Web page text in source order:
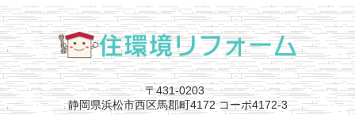
〒431-0203
静岡県浜松市西区馬郡町4172 コーポ4172-3